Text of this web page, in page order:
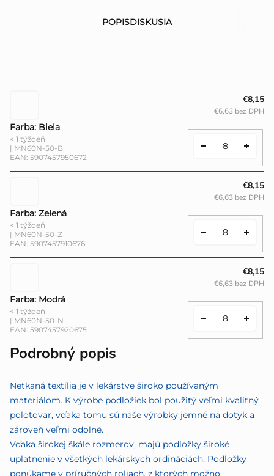
POPISDISKUSIA
Farba: Biela
< 1 týždeň
| MN60N-50-B
EAN: 5907457950672
€8,15
€6,63 bez DPH
Farba: Zelená
< 1 týždeň
| MN60N-50-Z
EAN: 5907457910676
€8,15
€6,63 bez DPH
Farba: Modrá
< 1 týždeň
| MN60N-50-N
EAN: 5907457920675
€8,15
€6,63 bez DPH
Podrobný popis
Netkaná textília je v lekárstve široko používaným
materiálom. K výrobe podložiek bol použitý veľmi kvalitný
polotovar, vďaka tomu sú naše výrobky jemné na dotyk a
zároveň veľmi odolné.
Vďaka širokej škále rozmerov, majú podložky široké
uplatnenie v všetkých lekárskych ordináciách. Podložky